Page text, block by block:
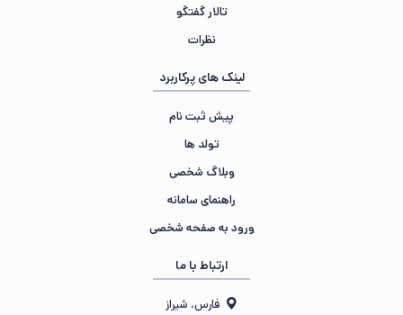
تالار گفتگو
نظرات
لینک های پرکاربرد
پیش ثبت نام
تولد ها
وبلاگ شخصی
راهنمای سامانه
ورود به صفحه شخصی
ارتباط با ما
فارس، شیراز